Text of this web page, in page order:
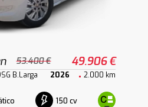
53.400 € 49.906 €
B.Larga 2026 2.000 km
150 cv